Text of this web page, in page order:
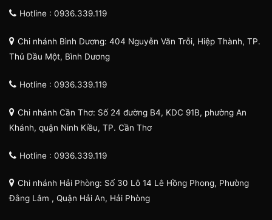
Hotline : 0936.339.119
Chi nhánh Bình Dương: 404 Nguyễn Văn Trỗi, Hiệp Thành, TP.
Thủ Dầu Một, Bình Dương
Hotline : 0936.339.119
Chi nhánh Cần Thơ: Số 24 đường B4, KDC 91B, phường An
Khánh, quận Ninh Kiều, TP. Cần Thơ
Hotline : 0936.339.119
Chi nhánh Hải Phòng: Số 30 Lô 14 Lê Hồng Phong, Phường
Đằng Lâm , Quận Hải An, Hải Phòng